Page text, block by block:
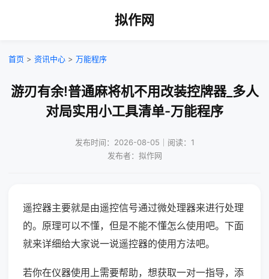
拟作网
首页 > 资讯中心 > 万能程序
游刃有余!普通麻将机不用改装控牌器_多人
对局实用小工具清单-万能程序
发布时间：2026-08-05｜阅读：1
发布者：拟作网
遥控器主要就是由遥控信号通过微处理器来进行处理
的。原理可以不懂，但是不能不懂怎么使用吧。下面
就来详细给大家说一说遥控器的使用方法吧。
若你在仪器使用上需要帮助，想获取一对一指导，添